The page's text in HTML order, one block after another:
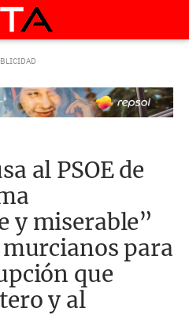
al PSOE de
y miserable”
para
que
y al